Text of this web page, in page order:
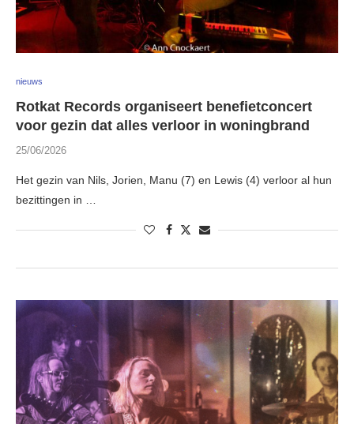
nieuws
Rotkat Records organiseert benefietconcert
voor gezin dat alles verloor in woningbrand
25/06/2026
Het gezin van Nils, Jorien, Manu (7) en Lewis (4) verloor al hun
bezittingen in …